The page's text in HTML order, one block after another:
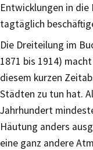
Entwicklungen in die
tagtäglich
Die Dreiteilung im
1871 bis 1914)
diesem kurzen
Städten zu tun hat.
Jahrhundert
Häutung anders
eine ganz andere